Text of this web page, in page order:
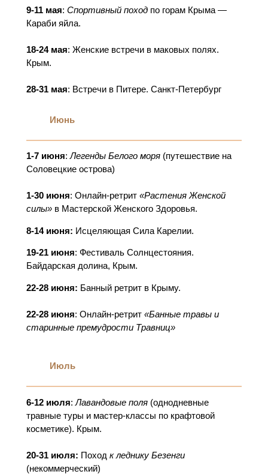
9-11 мая: Спортивный поход по горам Крыма —
Караби яйла.
18-24 мая: Женские встречи в маковых полях.
Крым.
28-31 мая: Встречи в Питере. Санкт-Петербург
Июнь
1-7 июня:Легенды Белого моря(путешествие на
Соловецкие острова)
1-30 июня: Онлайн-ретрит «Растения Женской
силы»в Мастерской Женского Здоровья.
8-14 июня: Исцеляющая Сила Карелии.
19-21 июня: Фестиваль Солнцестояния.
Байдарская долина, Крым.
22-28 июня: Банный ретрит в Крыму.
22-28 июня: Онлайн-ретрит «Банные травы и
старинные премудрости Травниц»
Июль
6-12 июля:Лавандовые поля(однодневные
травные туры и мастер-классы по крафтовой
косметике). Крым.
20-31 июля: Поход к леднику Безенги
(некоммерческий)